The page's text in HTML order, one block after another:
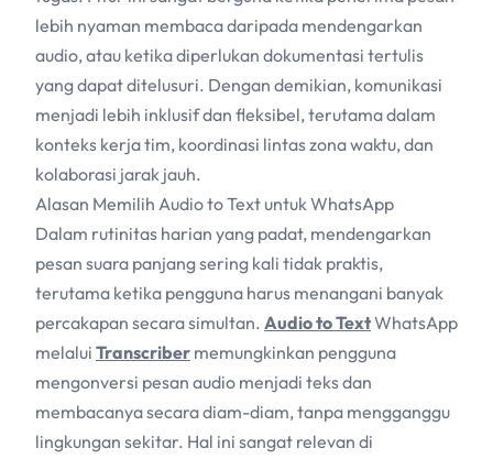
lebih nyaman membaca daripada mendengarkan
audio, atau ketika diperlukan dokumentasi tertulis
yang dapat ditelusuri. Dengan demikian, komunikasi
menjadi lebih inklusif dan fleksibel, terutama dalam
konteks kerja tim, koordinasi lintas zona waktu, dan
kolaborasi jarak jauh.
Alasan Memilih Audio to Text untuk WhatsApp
Dalam rutinitas harian yang padat, mendengarkan
pesan suara panjang sering kali tidak praktis,
terutama ketika pengguna harus menangani banyak
percakapan secara simultan. Audio to TextWhatsApp
melalui Transcriber memungkinkan pengguna
mengonversi pesan audio menjadi teks dan
membacanya secara diam-diam, tanpa mengganggu
lingkungan sekitar. Hal ini sangat relevan di